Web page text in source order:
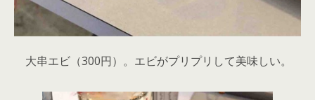
大串エビ（300円）。エビがプリプリして美味しい。